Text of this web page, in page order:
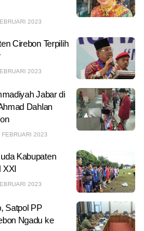
2023
Cirebon Terpilih
2023
Jabar di
Dahlan
FEBRUARI 2023
Kabupaten
XXI
2023
Satpol PP
Ngadu ke